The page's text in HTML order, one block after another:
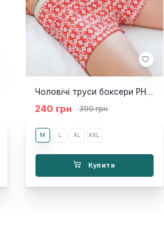
Чоловічі труси боксери PH model red
240 грн 390 грн
M L XL XXL
Купити